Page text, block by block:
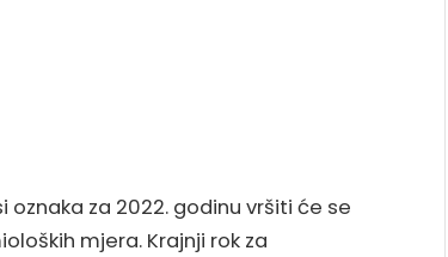
za 2022. godinu vršiti će se
mjera. Krajnji rok za